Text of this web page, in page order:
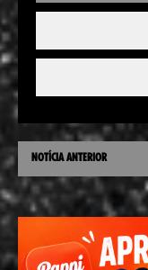
NOTÍCIA ANTERIOR